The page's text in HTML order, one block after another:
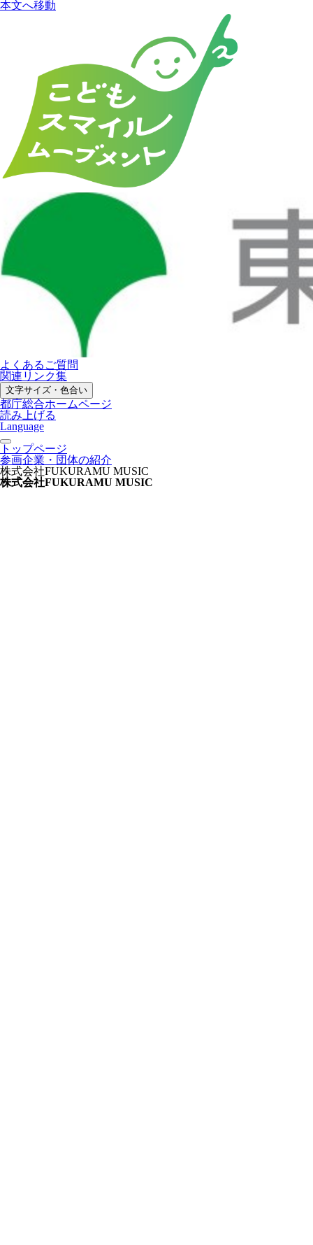
本文へ移動
よくあるご質問
関連リンク集
文字サイズ・色合い
都庁総合ホームページ
読み上げる
Language
トップページ
参画企業・団体の紹介
株式会社FUKURAMU MUSIC
株式会社FUKURAMU MUSIC